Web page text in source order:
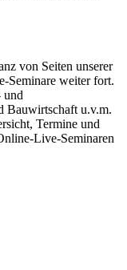
von Seiten unserer
Seminare weiter fort.
und
Bauwirtschaft u.v.m.
Termine und
Live-Seminaren